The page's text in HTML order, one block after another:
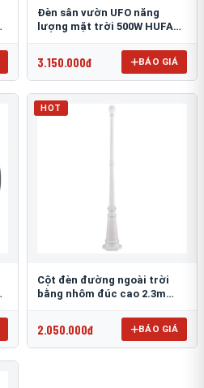
Đèn sân vườn UFO năng
lượng mặt trời 500W HUFA
3.150.000đ BÁO GIÁ
HOT
Cột đèn đường ngoài trời
bằng nhôm đúc cao 2.3m
2.050.000đ BÁO GIÁ